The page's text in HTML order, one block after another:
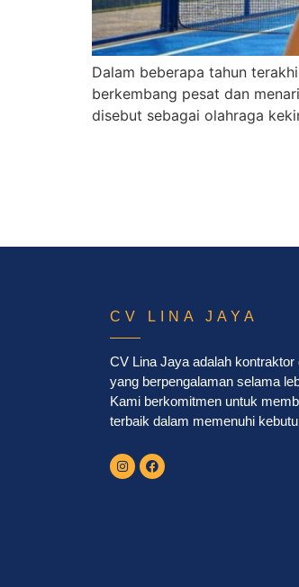
Dalam beberapa tahun
berkembang pesat dan
disebut sebagai olahraga
CV LINA JAYA
CV Lina Jaya adalah
yang berpengalaman selama
Kami berkomitmen untuk
terbaik dalam memenuhi